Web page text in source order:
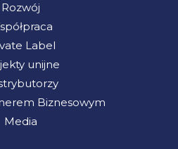
Rozwój
Label
unijne
Biznesowym
Media